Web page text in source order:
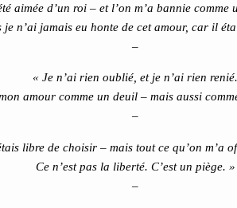
aimée d’un roi – et l’on m’a bannie comme
je n’ai jamais eu honte de cet amour, car il
–
« Je n’ai rien oublié, et je n’ai rien renié.
amour comme un deuil – mais aussi
–
libre de choisir – mais tout ce qu’on m’a
Ce n’est pas la liberté. C’est un piège. »
–